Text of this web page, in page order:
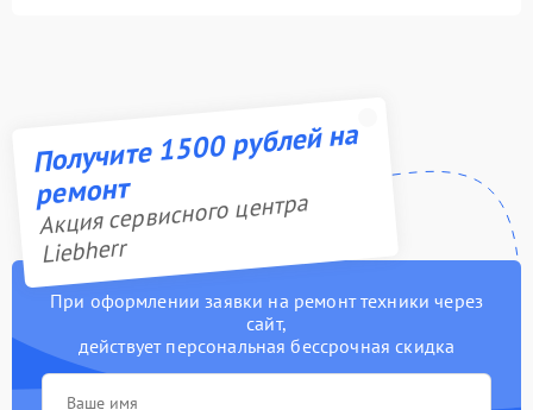
Получите 1500 рублей на
ремонт
Акция сервисного центра
Liebherr
При оформлении заявки на ремонт техники через
сайт,
действует персональная бессрочная скидка